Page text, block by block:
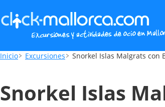
Snorkel Islas Malgrats con
Inicio Excursiones Snorkel Islas Malgrats con
Snorkel Islas